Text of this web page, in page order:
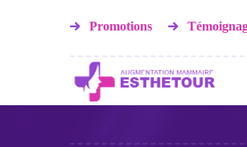
Promotions